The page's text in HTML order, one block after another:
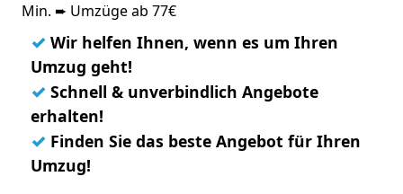
Min. ➨ Umzüge ab 77€
✓ Wir helfen Ihnen, wenn es um Ihren
Umzug geht!
✓ Schnell & unverbindlich Angebote
erhalten!
✓ Finden Sie das beste Angebot für Ihren
Umzug!